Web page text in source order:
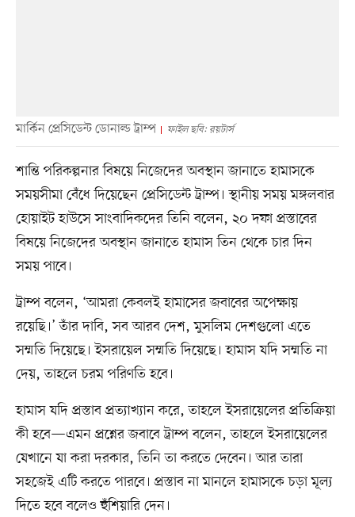
মার্কিন প্রেসিডেন্ট ডোনাল্ড ট্রাম্প ফাইল ছবি: রয়টার্স
শান্তি পরিকল্পনার বিষয়ে নিজেদের অবস্থান জানাতে হামাসকে
সময়সীমা বেঁধে দিয়েছেন প্রেসিডেন্ট ট্রাম্প। স্থানীয় সময় মঙ্গলবার
হোয়াইট হাউসে সাংবাদিকদের তিনি বলেন, ২০ দফা প্রস্তাবের
বিষয়ে নিজেদের অবস্থান জানাতে হামাস তিন থেকে চার দিন
সময় পাবে।
ট্রাম্প বলেন, ‘আমরা কেবলই হামাসের জবাবের অপেক্ষায়
রয়েছি।’ তাঁর দাবি, সব আরব দেশ, মুসলিম দেশগুলো এতে
সম্মতি দিয়েছে। ইসরায়েল সম্মতি দিয়েছে। হামাস যদি সম্মতি না
দেয়, তাহলে চরম পরিণতি হবে।
হামাস যদি প্রস্তাব প্রত্যাখ্যান করে, তাহলে ইসরায়েলের প্রতিক্রিয়া
কী হবে—এমন প্রশ্নের জবাবে ট্রাম্প বলেন, তাহলে ইসরায়েলের
যেখানে যা করা দরকার, তিনি তা করতে দেবেন। আর তারা
সহজেই এটি করতে পারবে। প্রস্তাব না মানলে হামাসকে চড়া মূল্য
দিতে হবে বলেও হুঁশিয়ারি দেন।